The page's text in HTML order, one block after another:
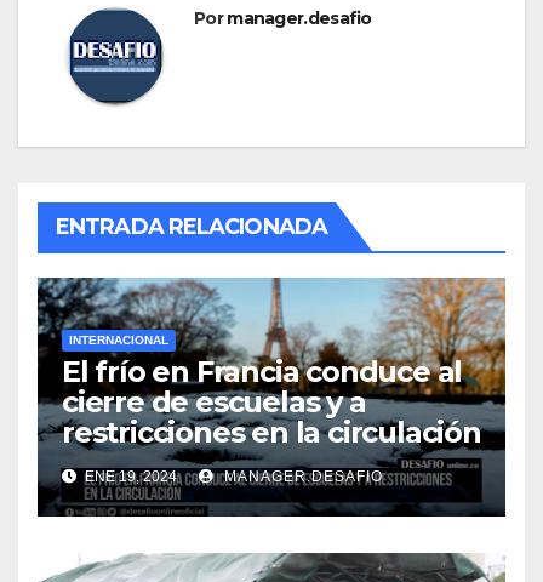
Pormanager.desafio
ENTRADA RELACIONADA
INTERNACIONAL
El frío en Francia conduce al
cierre de escuelas y a
restricciones en la circulación
ENE 19, 2024 MANAGER.DESAFIO